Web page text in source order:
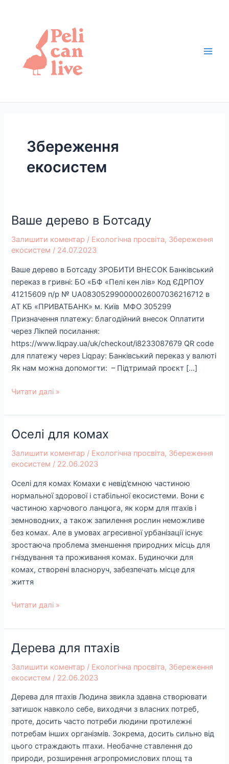
Збереження
екосистем
Ваше дерево в Ботсаду
Залишити коментар / Екологічна просвіта, Збереження
екосистем / 24.07.2023
Ваше дерево в Ботсаду ЗРОБИТИ ВНЕСОК Банківський
переказ в гривні: БО «БФ «Пелі кен лів» Код ЄДРПОУ
41215609 п/р № UA083052990000026007036216712 в
АТ КБ «ПРИВАТБАНК» м. Київ МФО 305299
Призначення платежу: благодійний внесок Оплатити
через Лікпей посилання:
https://www.liqpay.ua/uk/checkout/i8233087679 QR code
для платежу через Liqpay: Банківський переказ у валюті
Як нам можна допомогти: – Підтримай проєкт […]
Ваше
в
Ботсаду
Читати далі »
Оселі для комах
Залишити коментар / Екологічна просвіта, Збереження
екосистем / 22.06.2023
Оселі для комах Комахи є невід’ємною частиною
нормальної здорової і стабільної екосистеми. Вони є
частиною харчового ланцюга, як корм для птахів і
земноводних, а також запилення рослин неможливе
без комах. Але в умовах агресивної урбанізації існує
зростаюча проблема зменшення природних місць для
гніздування та проживання комах. Будиночки для
комах, створені власноруч, забезпечать місце для
життя
Оселі
комах
Читати далі »
Дерева для птахів
Залишити коментар / Екологічна просвіта, Збереження
екосистем / 22.06.2023
Дерева для птахів Людина звикла здавна створювати
затишок навколо себе, виходячи з власних потреб,
проте, досить часто потреби людини протилежні
потребам інших організмів. Зокрема, досить сильно від
цього страждають птахи. Необачне ставлення до
природи, розширення агропромислових площ та
Дерева
птахів